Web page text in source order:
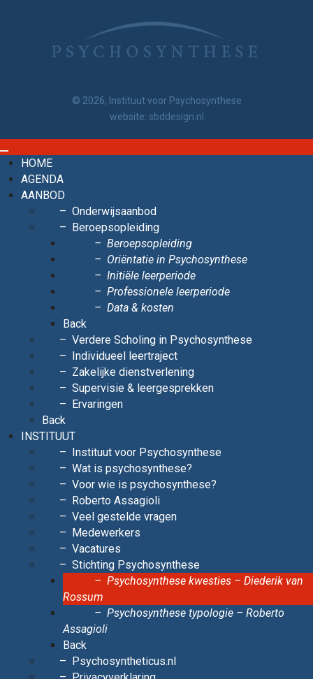
© 2026, Instituut voor Psychosynthese
website: sbddesign.nl
HOME
AGENDA
AANBOD
Onderwijsaanbod
Beroepsopleiding
Beroepsopleiding
Oriëntatie in Psychosynthese
Initiële leerperiode
Professionele leerperiode
Data & kosten
Back
Verdere Scholing in Psychosynthese
Individueel leertraject
Zakelijke dienstverlening
Supervisie & leergesprekken
Ervaringen
Back
INSTITUUT
Instituut voor Psychosynthese
Wat is psychosynthese?
Voor wie is psychosynthese?
Roberto Assagioli
Veel gestelde vragen
Medewerkers
Vacatures
Stichting Psychosynthese
Psychosynthese kwesties – Diederik van
Rossum
Psychosynthese typologie – Roberto
Assagioli
Back
Psychosyntheticus.nl